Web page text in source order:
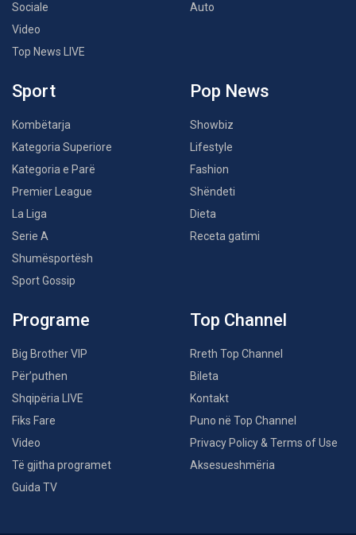
Sociale
Video
Top News LIVE
Auto
Sport
Kombëtarja
Kategoria Superiore
Kategoria e Parë
Premier League
La Liga
Serie A
Shumësportësh
Sport Gossip
Pop News
Showbiz
Lifestyle
Fashion
Shëndeti
Dieta
Receta gatimi
Programe
Big Brother VIP
Për’puthen
Shqipëria LIVE
Fiks Fare
Video
Të gjitha programet
Guida TV
Top Channel
Rreth Top Channel
Bileta
Kontakt
Puno në Top Channel
Privacy Policy & Terms of Use
Aksesueshmëria